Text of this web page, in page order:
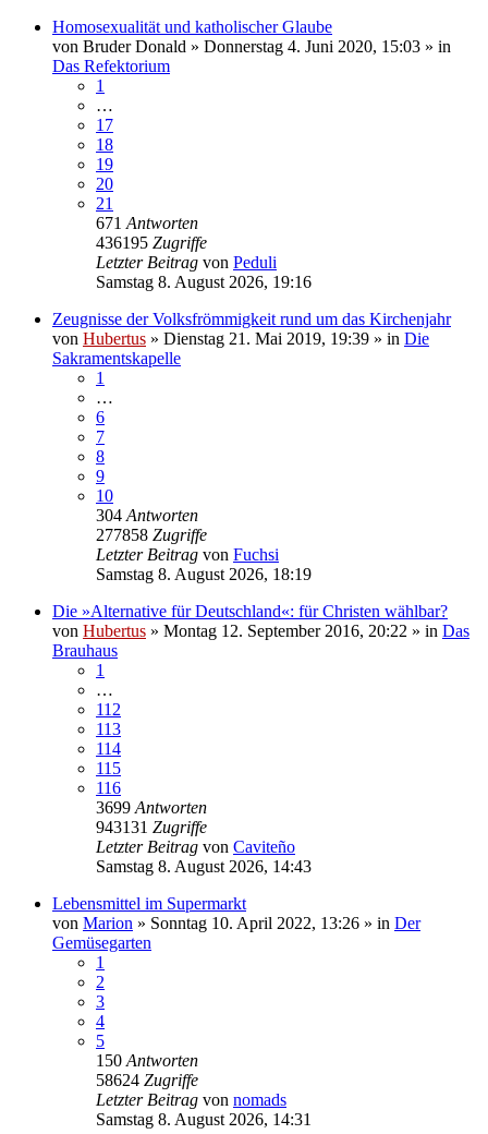
Homosexualität und katholischer Glaube
von Bruder Donald » Donnerstag 4. Juni 2020, 15:03 » in
Das Refektorium
1
…
17
18
19
20
21
671 Antworten
436195 Zugriffe
Letzter Beitrag von Peduli
Samstag 8. August 2026, 19:16
Zeugnisse der Volksfrömmigkeit rund um das Kirchenjahr
von Hubertus » Dienstag 21. Mai 2019, 19:39 » in Die
Sakramentskapelle
1
…
6
7
8
9
10
304 Antworten
277858 Zugriffe
Letzter Beitrag von Fuchsi
Samstag 8. August 2026, 18:19
Die »Alternative für Deutschland«: für Christen wählbar?
von Hubertus » Montag 12. September 2016, 20:22 » in Das
Brauhaus
1
…
112
113
114
115
116
3699 Antworten
943131 Zugriffe
Letzter Beitrag von Caviteño
Samstag 8. August 2026, 14:43
Lebensmittel im Supermarkt
von Marion » Sonntag 10. April 2022, 13:26 » in Der
Gemüsegarten
1
2
3
4
5
150 Antworten
58624 Zugriffe
Letzter Beitrag von nomads
Samstag 8. August 2026, 14:31